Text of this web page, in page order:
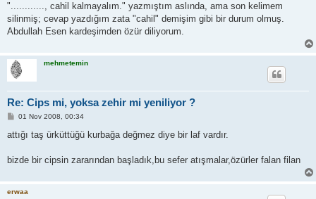
"............, cahil kalmayalım." yazmıştım aslında, ama son kelimem
silinmiş; cevap yazdığım zata "cahil" demişim gibi bir durum olmuş.
Abdullah Esen kardeşimden özür diliyorum.
mehmetemin
Re: Cips mi, yoksa zehir mi yeniliyor ?
P
s
01 Nov 2008, 00:34
attığı taş ürküttüğü kurbağa değmez diye bir laf vardır.
bizde bir cipsin zararından başladık,bu sefer atışmalar,özürler falan filan
erwaa